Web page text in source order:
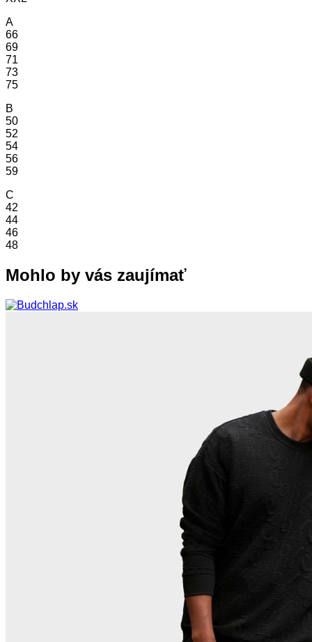
A
66
69
71
73
75
B
50
52
54
56
59
C
42
44
46
48
Mohlo by vás zaujímať